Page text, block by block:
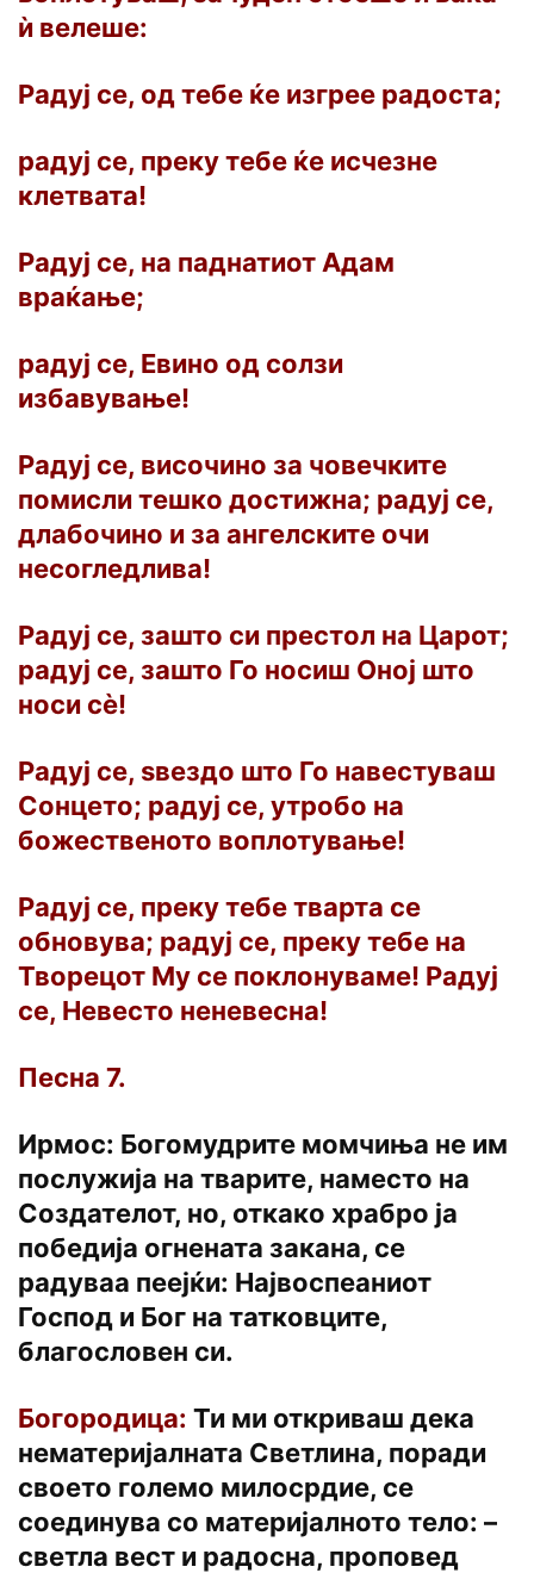
ѝ велеше:
Радуј се, од тебе ќе изгрее радоста;
радуј се, преку тебе ќе исчезне
клетвата!
Радуј се, на паднатиот Адам
враќање;
радуј се, Евино од солзи
избавување!
Радуј се, височино за човечките
помисли тешко достижна; радуј се,
длабочино и за ангелските очи
несогледлива!
Радуј се, зашто си престол на Царот;
радуј се, зашто Го носиш Оној што
носи сѐ!
Радуј се, ѕвездо што Го навестуваш
Сонцето; радуј се, утробо на
божественото воплотување!
Радуј се, преку тебе тварта се
обновува; радуј се, преку тебе на
Творецот Му се поклонуваме! Радуј
се, Невесто неневесна!
Песна 7.
Ирмос: Богомудрите момчиња не им
послужија на тварите, наместо на
Создателот, но, откако храбро ја
победија огнената закана, се
радуваа пеејќи: Највоспеаниот
Господ и Бог на татковците,
благословен си.
Богородица: Ти ми откриваш дека
нематеријалната Светлина, поради
своето големо милосрдие, се
соединува со материјалното тело: –
светла вест и радосна, проповед